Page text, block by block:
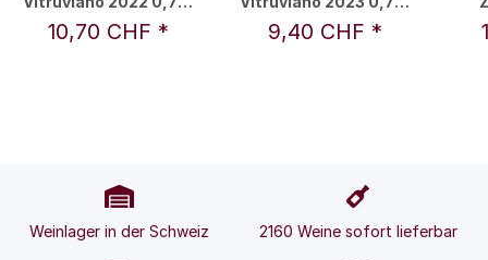
- Leonardo da Vinci
10,70 CHF *
- Leonardo da Vinci
9,40 CHF *
Weinlager in der Schweiz 2160 Weine sofort lieferbar